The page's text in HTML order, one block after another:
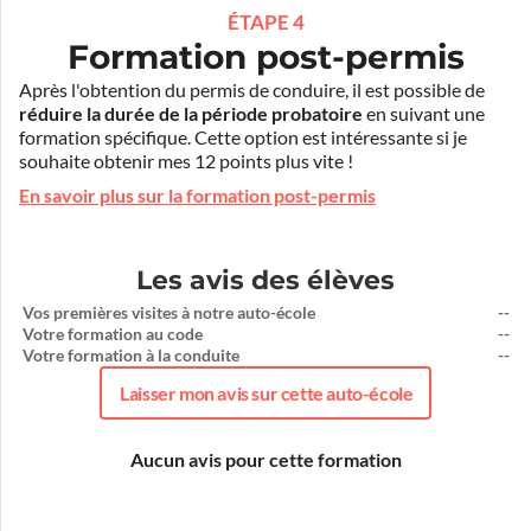
ÉTAPE 4
Formation post-permis
Après l'obtention du permis de conduire, il est possible de
réduire la durée de la période probatoire en suivant une
formation spécifique. Cette option est intéressante si je
souhaite obtenir mes 12 points plus vite !
En savoir plus sur la formation post-permis
Les avis des élèves
Vos premières visites à notre auto-école
Votre formation au code
Votre formation à la conduite
--
--
--
Laisser mon avis sur cette auto-école
Aucun avis pour cette formation